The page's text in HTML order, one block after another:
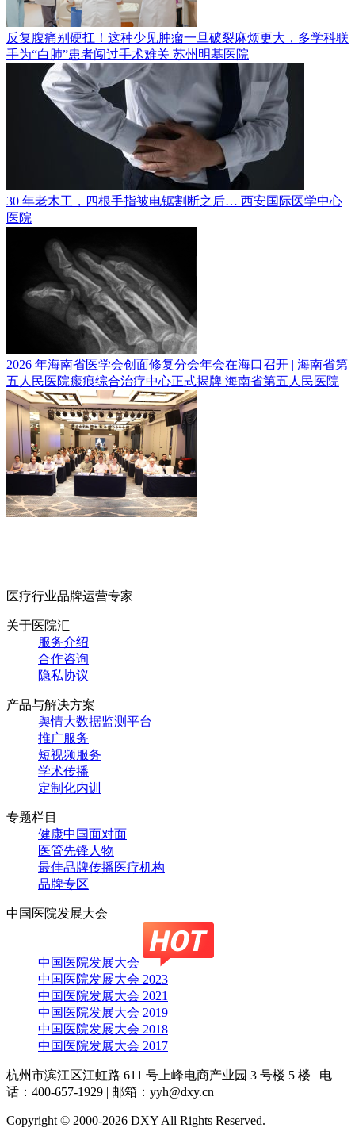
反复腹痛别硬扛！这种少见肿瘤一旦破裂麻烦更大，多学科联
手为“白肺”患者闯过手术难关 苏州明基医院
30 年老木工，四根手指被电锯割断之后… 西安国际医学中心
医院
2026 年海南省医学会创面修复分会年会在海口召开 | 海南省第
五人民医院瘢痕综合治疗中心正式揭牌 海南省第五人民医院
医疗行业品牌运营专家
关于医院汇
服务介绍
合作咨询
隐私协议
产品与解决方案
舆情大数据监测平台
推广服务
短视频服务
学术传播
定制化内训
专题栏目
健康中国面对面
医管先锋人物
最佳品牌传播医疗机构
品牌专区
中国医院发展大会
中国医院发展大会
中国医院发展大会 2023
中国医院发展大会 2021
中国医院发展大会 2019
中国医院发展大会 2018
中国医院发展大会 2017
杭州市滨江区江虹路 611 号上峰电商产业园 3 号楼 5 楼 | 电
话：400-657-1929 | 邮箱：yyh@dxy.cn
Copyright © 2000-2026 DXY All Rights Reserved.